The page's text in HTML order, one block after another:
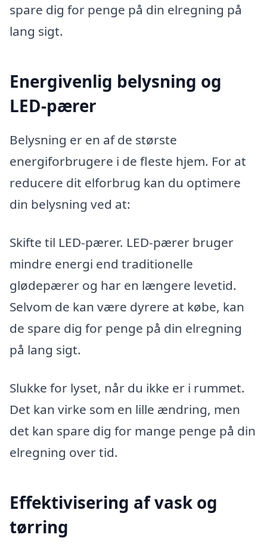
spare dig for penge på din elregning på
lang sigt.
Energivenlig belysning og
LED-pærer
Belysning er en af de største
energiforbrugere i de fleste hjem. For at
reducere dit elforbrug kan du optimere
din belysning ved at:
Skifte til LED-pærer. LED-pærer bruger
mindre energi end traditionelle
glødepærer og har en længere levetid.
Selvom de kan være dyrere at købe, kan
de spare dig for penge på din elregning
på lang sigt.
Slukke for lyset, når du ikke er i rummet.
Det kan virke som en lille ændring, men
det kan spare dig for mange penge på din
elregning over tid.
Effektivisering af vask og
tørring